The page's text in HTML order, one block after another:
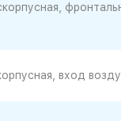
вход